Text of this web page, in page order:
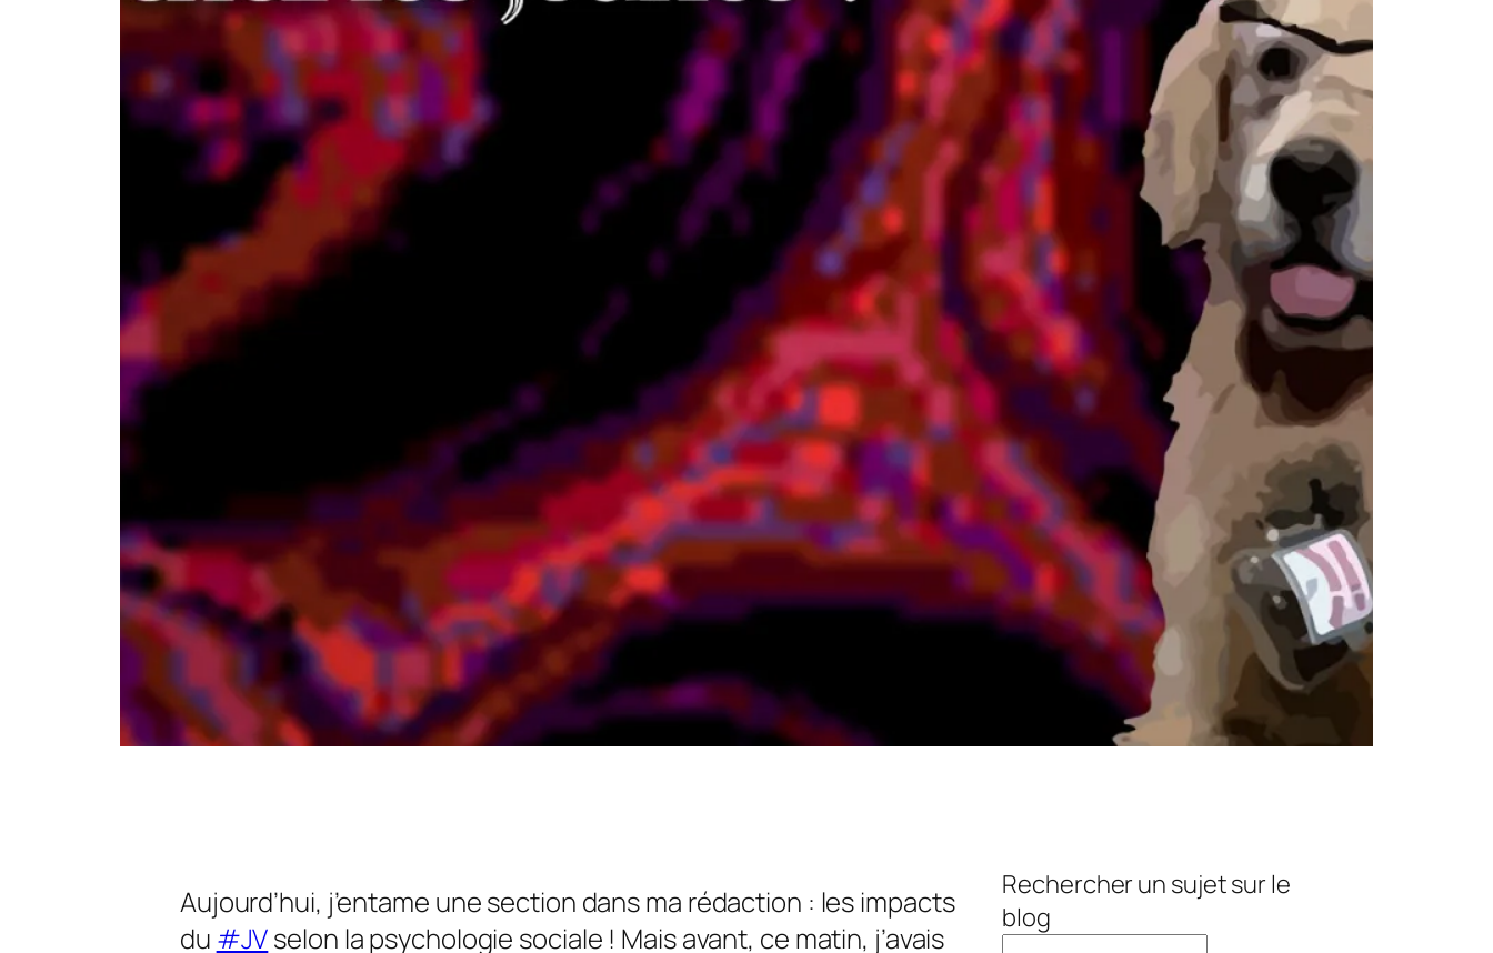
Aujourd’hui, j’entame une section dans ma rédaction : les impacts
du #JVselon la psychologie sociale ! Mais avant, ce matin, j’avais
Rechercher un sujet sur le
blog